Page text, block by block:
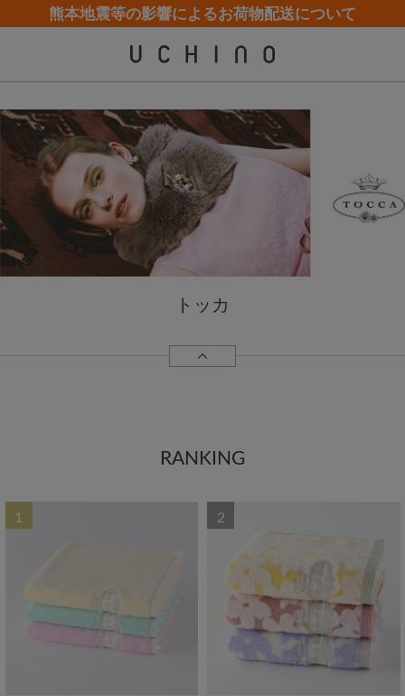
【クリアランスセール】人気パジャマが追加！
カスタマーサポート夏季休業(お電話)のお知らせ
熊本地震等の影響によるお荷物配送について
【クリアランスセール】人気パジャマが追加！
カスタマーサポート夏季休業(お電話)のお知らせ
トッカ
RANKING
1 2